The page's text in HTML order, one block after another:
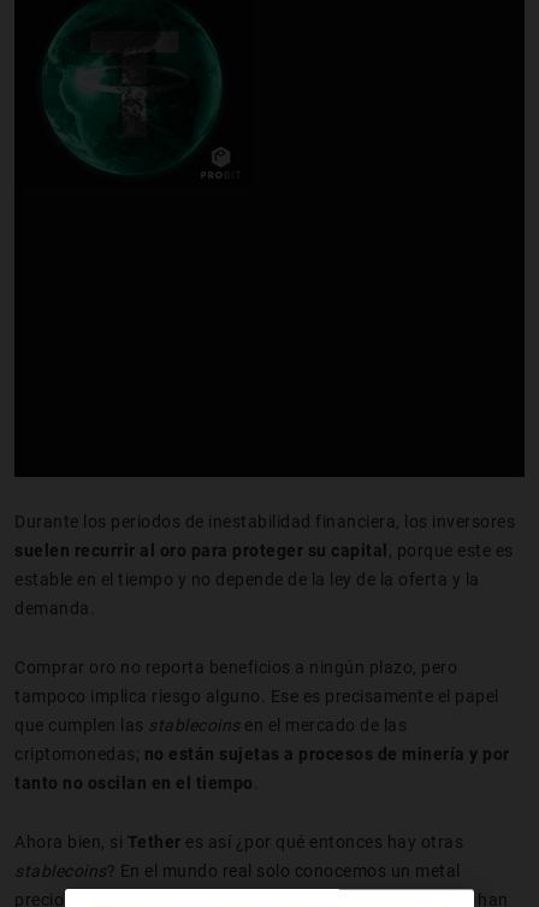
Durante los periodos de inestabilidad financiera, los inversores
suelen recurrir al oro para proteger su capital
, porque este es
estable en el tiempo y no depende de la ley de la oferta y la
demanda.
Comprar oro no reporta beneficios a ningún plazo, pero
tampoco implica riesgo alguno. Ese es precisamente el papel
que cumplen las stablecoins en el mercado de las
criptomonedas; no están sujetas a procesos de minería y por
tanto no oscilan en el tiempo
Ahora bien, si Tether es así ¿por qué entonces hay otras
stablecoins? En el mundo real solo conocemos un metal
precioso que hace las veces de valor refugio. Si al USDT le han